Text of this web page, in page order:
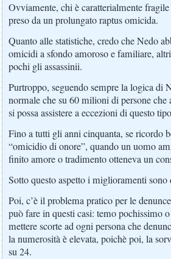
Ovviamente, chi è caratterialmente
preso da un prolungato raptus omicida.
Quanto alle statistiche, credo che Nedo
omicidi a sfondo amoroso e familiare,
pochi gli assassinii.
Purtroppo, seguendo sempre la logica di
normale che su 60 milioni di persone
si possa assistere a eccezioni di questo
Fino a tutti gli anni cinquanta, se ricordo
“omicidio di onore”, quando un uomo
finito amore o tradimento otteneva un
Sotto questo aspetto i miglioramenti
Poi, c’è il problema pratico per le
può fare in questi casi: temo pochissimo
mettere scorte ad ogni persona che
la numerosità è elevata, poichè poi, la
su 24.